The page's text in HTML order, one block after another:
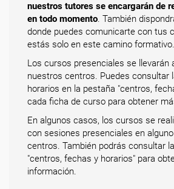
nuestros tutores se encargarán de
en todo momento. También
donde puedes comunicarte con tus
estás solo en este camino formativo.
Los cursos presenciales se llevarán
nuestros centros. Puedes consultar
horarios en la pestaña "centros,
cada ficha de curso para obtener
En algunos casos, los cursos se
con sesiones presenciales en
centros. También podrás consultar
"centros, fechas y horarios" para
información.